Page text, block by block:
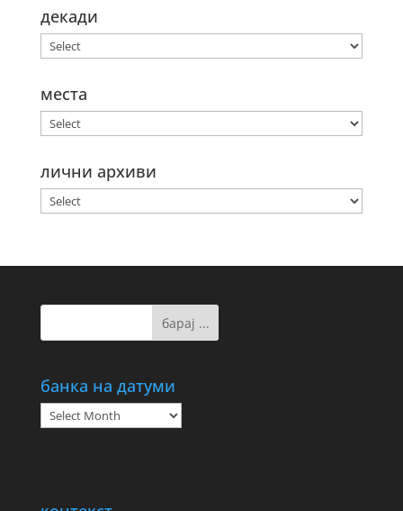
декади
места
лични архиви
банка на датуми
банка
на